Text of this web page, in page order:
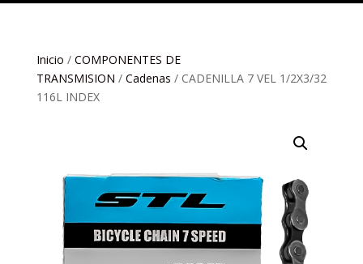
Inicio / COMPONENTES DE
TRANSMISION / Cadenas / CADENILLA 7 VEL 1/2X3/32
116L INDEX